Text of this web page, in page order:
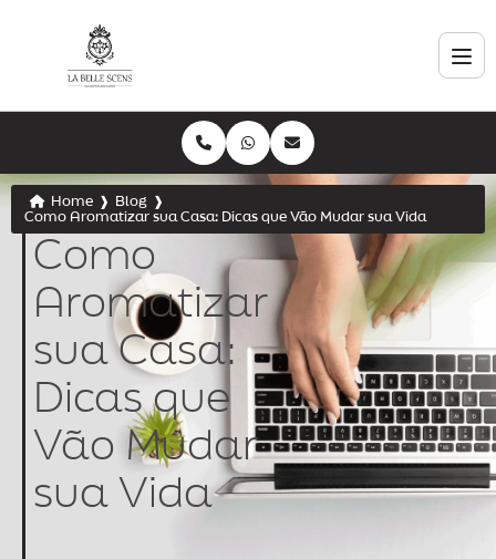
Home ❱ Blog
❱
Como Aromatizar sua Casa: Dicas que Vão Mudar sua Vida
Como
Aromatizar
sua Casa:
Dicas que
Vão Mudar
sua Vida